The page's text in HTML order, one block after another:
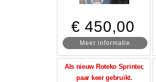
€ 450,00
Meer informatie
Als nieuw Roteko Sprinter,
paar keer gebruikt.